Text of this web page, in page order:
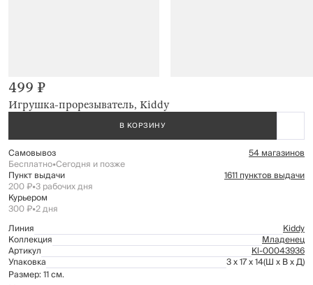
Игрушка-прорезыватель, Kiddy
499 ₽
В КОРЗИНУ
Самовывоз 54 магазинов
Бесплатно•Сегодня и позже
Пункт выдачи 1611 пунктов выдачи
200 ₽•3 рабочих дня
Курьером
300 ₽•2 дня
Линия
Kiddy
Коллекция Младенец
Артикул Kl-00043936
Упаковка 3 x 17 x 14(Ш x В x Д)
Размер: 11 см.